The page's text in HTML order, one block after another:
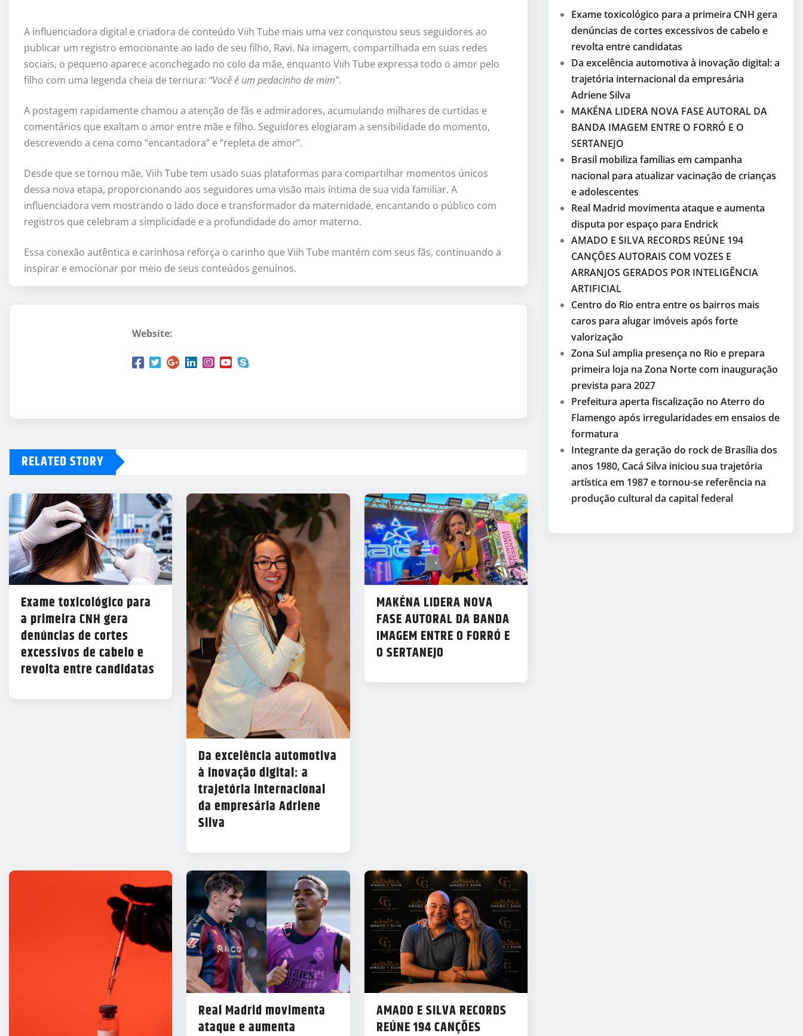
A influenciadora digital e criadora de conteúdo Viih Tube mais uma vez conquistou seus seguidores ao
publicar um registro emocionante ao lado de seu filho, Ravi. Na imagem, compartilhada em suas redes
sociais, o pequeno aparece aconchegado no colo da mãe, enquanto Viih Tube expressa todo o amor pelo
filho com uma legenda cheia de ternura: “Você é um pedacinho de mim”.
A postagem rapidamente chamou a atenção de fãs e admiradores, acumulando milhares de curtidas e
comentários que exaltam o amor entre mãe e filho. Seguidores elogiaram a sensibilidade do momento,
descrevendo a cena como “encantadora” e “repleta de amor”.
Desde que se tornou mãe, Viih Tube tem usado suas plataformas para compartilhar momentos únicos
dessa nova etapa, proporcionando aos seguidores uma visão mais íntima de sua vida familiar. A
influenciadora vem mostrando o lado doce e transformador da maternidade, encantando o público com
registros que celebram a simplicidade e a profundidade do amor materno.
Essa conexão autêntica e carinhosa reforça o carinho que Viih Tube mantém com seus fãs, continuando a
inspirar e emocionar por meio de seus conteúdos genuínos.
Website:
RELATED STORY
Exame toxicológico para
a primeira CNH gera
denúncias de cortes
excessivos de cabelo e
revolta entre candidatas
Da excelência automotiva
à inovação digital: a
trajetória internacional
da empresária Adriene
Silva
MAKÉNA LIDERA NOVA
FASE AUTORAL DA BANDA
IMAGEM ENTRE O FORRÓ E
O SERTANEJO
Real Madrid movimenta
ataque e aumenta
AMADO E SILVA RECORDS
REÚNE 194 CANÇÕES
Exame toxicológico para a primeira CNH gera
denúncias de cortes excessivos de cabelo e
revolta entre candidatas
Da excelência automotiva à inovação digital: a
trajetória internacional da empresária
Adriene Silva
MAKÉNA LIDERA NOVA FASE AUTORAL DA
BANDA IMAGEM ENTRE O FORRÓ E O
SERTANEJO
Brasil mobiliza famílias em campanha
nacional para atualizar vacinação de crianças
e adolescentes
Real Madrid movimenta ataque e aumenta
disputa por espaço para Endrick
AMADO E SILVA RECORDS REÚNE 194
CANÇÕES AUTORAIS COM VOZES E
ARRANJOS GERADOS POR INTELIGÊNCIA
ARTIFICIAL
Centro do Rio entra entre os bairros mais
caros para alugar imóveis após forte
valorização
Zona Sul amplia presença no Rio e prepara
primeira loja na Zona Norte com inauguração
prevista para 2027
Prefeitura aperta fiscalização no Aterro do
Flamengo após irregularidades em ensaios de
formatura
Integrante da geração do rock de Brasília dos
anos 1980, Cacá Silva iniciou sua trajetória
artística em 1987 e tornou-se referência na
produção cultural da capital federal